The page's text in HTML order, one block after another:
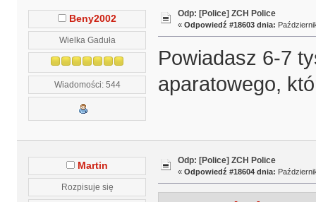
Beny2002
Wielka Gaduła
Wiadomości: 544
Odp: [Police] ZCH Police
« Odpowiedź #18603 dnia:
Powiadasz 6-7
aparatowego,
Martin
Rozpisuje się
Odp: [Police] ZCH Police
« Odpowiedź #18604 dnia: